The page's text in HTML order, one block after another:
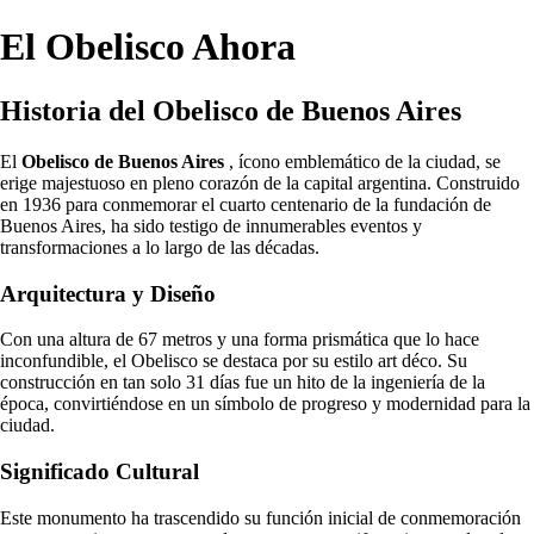
El Obelisco Ahora
Historia del Obelisco de Buenos Aires
El Obelisco de Buenos Aires , ícono emblemático de la ciudad, se
erige majestuoso en pleno corazón de la capital argentina. Construido
en 1936 para conmemorar el cuarto centenario de la fundación de
Buenos Aires, ha sido testigo de innumerables eventos y
transformaciones a lo largo de las décadas.
Arquitectura y Diseño
Con una altura de 67 metros y una forma prismática que lo hace
inconfundible, el Obelisco se destaca por su estilo art déco. Su
construcción en tan solo 31 días fue un hito de la ingeniería de la
época, convirtiéndose en un símbolo de progreso y modernidad para la
ciudad.
Significado Cultural
Este monumento ha trascendido su función inicial de conmemoración